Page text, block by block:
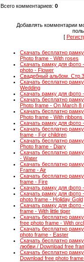
Всего комментариев: 0
Добавлять комментарии
[
Скачать бесплатно
Photo frame - With roses
Скачать рамку для фото
photo - Flower
Свадебный альбом.
Скачать бесплатно
Wedding
Скачать рамку для фото
Скачать бесплатно
Photo frame - On March 8
Скачать бесплатно
Photo frame - With
Скачать рамку для фото
Скачать бесплатно
frame - For children
Скачать бесплатно
Photo frame - Diary
Скачать бесплатно
- Water
Скачать бесплатно
Frame - Air
Скачать бесплатно
frame - Fire
Скачать рамку для фото
Скачать рамку для фото
photo frame - Holiday Gold
Скачать рамку для фото
frame - With little tiger
Скачать бесплатно
free photo frame - With
Скачать бесплатно
photo frame - Easter
Скачать бесплатно
любви / Download free
Скачать бесплатно
Download free photo